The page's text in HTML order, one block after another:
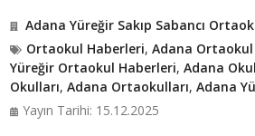
Adana Yüreğir Sakıp Sabancı
Ortaokul Haberleri,Adana
Yüreğir Ortaokul Haberleri,Adana
Okulları,Adana Ortaokulları,Adana
Yayın Tarihi: 15.12.2025